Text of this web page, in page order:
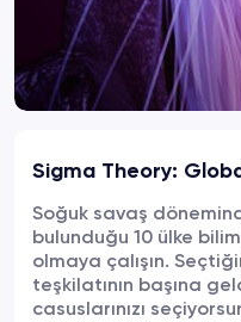
Sigma Theory:
Soğuk savaş
bulunduğu 10 ülke
olmaya çalışın.
teşkilatının başına
casuslarınızı